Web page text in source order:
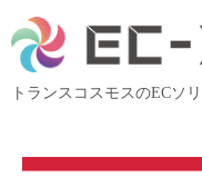
トランスコスモスのECソ